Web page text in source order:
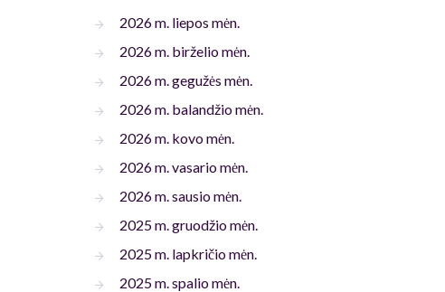
2026 m. liepos mėn.
2026 m. birželio mėn.
2026 m. gegužės mėn.
2026 m. balandžio mėn.
2026 m. kovo mėn.
2026 m. vasario mėn.
2026 m. sausio mėn.
2025 m. gruodžio mėn.
2025 m. lapkričio mėn.
2025 m. spalio mėn.